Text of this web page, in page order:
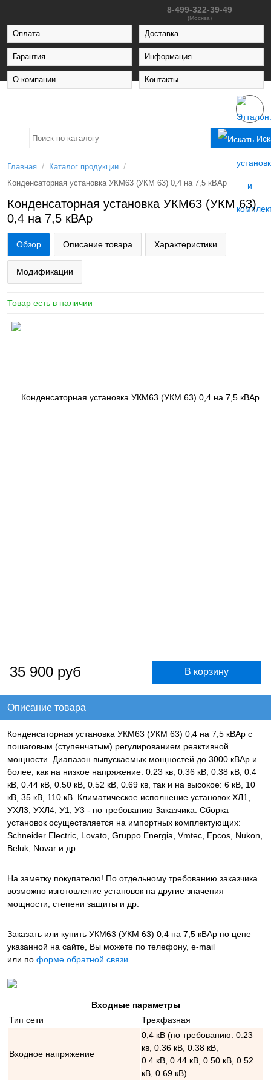
8-499-322-39-49
(Москва)
Оплата Доставка
Гарантия Информация
О компании Контакты
Главная / Каталог продукции /
Конденсаторная установка УКМ63 (УКМ 63) 0,4 на 7,5 кВАр
Конденсаторная установка УКМ63 (УКМ 63)
0,4 на 7,5 кВАр
Обзор Описание товара Характеристики
Модификации
Товар есть в наличии
35 900 руб
Описание товара
Конденсаторная установка УКМ63 (УКМ 63) 0,4 на 7,5 кВАр с
пошаговым (ступенчатым) регулированием реактивной
мощности. Диапазон выпускаемых мощностей до 3000 кВАр и
более, как на низкое напряжение: 0.23 кв, 0.36 кВ, 0.38 кВ, 0.4
кВ, 0.44 кВ, 0.50 кВ, 0.52 кВ, 0.69 кв, так и на высокое: 6 кВ, 10
кВ, 35 кВ, 110 кВ. Климатическое исполнение установок ХЛ1,
УХЛ3, УХЛ4, У1, У3 - по требованию Заказчика. Сборка
установок осуществляется на импортных комплектующих:
Schneider Electric, Lovato, Gruppo Energia, Vmtec, Epcos, Nukon,
Beluk, Novar и др.
На заметку покупателю! По отдельному требованию заказчика
возможно изготовление установок на другие значения
мощности, степени защиты и др.
Заказать или купить УКМ63 (УКМ 63) 0,4 на 7,5 кВАр по цене
указанной на сайте, Вы можете по телефону, e-mail
или по форме обратной связи.
Входные параметры
Тип сети
Трехфазная
Входное напряжение
0,4 кВ (по требованию: 0.23
кв, 0.36 кВ, 0.38 кВ,
0.4 кВ, 0.44 кВ, 0.50 кВ, 0.52
кВ, 0.69 кВ)